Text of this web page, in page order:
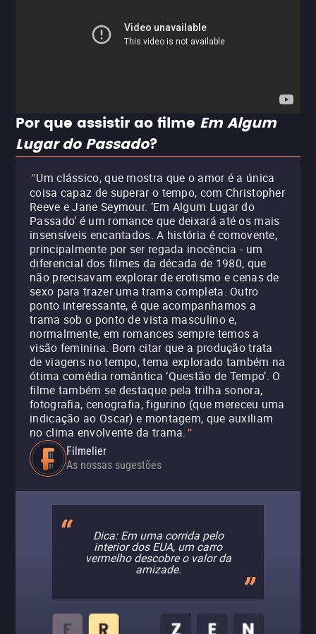
Por que assistir ao filme Em Algum
Lugar do Passado?
"Um clássico, que mostra que o amor é a única
coisa capaz de superar o tempo, com Christopher
Reeve e Jane Seymour. ‘Em Algum Lugar do
Passado’ é um romance que deixará até os mais
insensíveis encantados. A história é comovente,
principalmente por ser regada inocência - um
diferencial dos filmes da década de 1980, que
não precisavam explorar de erotismo e cenas de
sexo para trazer uma trama completa. Outro
ponto interessante, é que acompanhamos a
trama sob o ponto de vista masculino e,
normalmente, em romances sempre temos a
visão feminina. Bom citar que a produção trata
de viagens no tempo, tema explorado também na
ótima comédia romântica ‘Questão de Tempo’. O
filme também se destaque pela trilha sonora,
fotografia, cenografia, figurino (que mereceu uma
indicação ao Oscar) e montagem, que auxiliam
no clima envolvente da trama. "
Filmelier
As nossas sugestões
Dica: Em uma corrida pelo
interior dos EUA, um carro
vermelho descobre o valor da
amizade.